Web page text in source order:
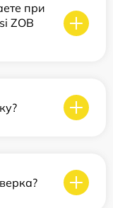
при
ZOB